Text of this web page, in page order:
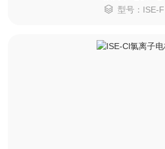
型号：ISE-F